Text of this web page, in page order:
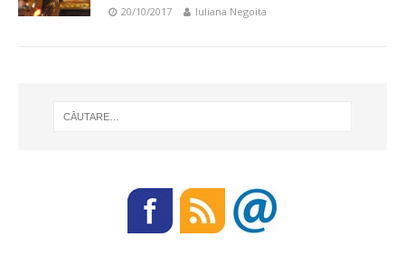
20/10/2017 Iuliana Negoita